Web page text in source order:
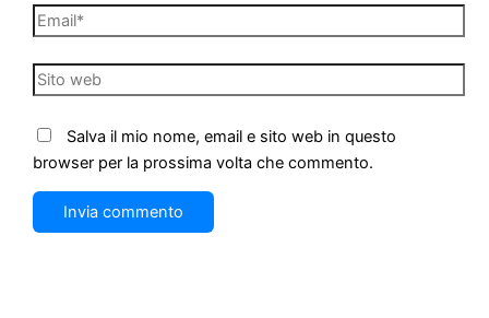
Email*
Sito
web
Salva il mio nome, email e sito web in questo
browser per la prossima volta che commento.